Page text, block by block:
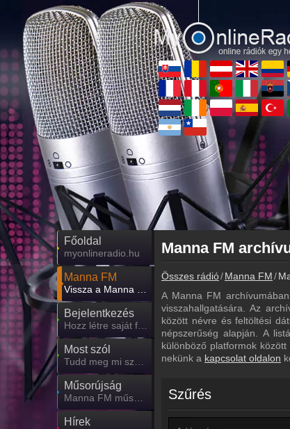
Főoldal
myonlineradio.hu
Manna FM
Bejelentkezés
Most szól
Műsorújság
Hírek
Összes rádió Manna FM
A Manna FM
visszahallgatására. Az
között névre és feltöltési
népszerűség alapján. A
különböző platformok
nekünk a kapcsolat oldalon
Szűrés